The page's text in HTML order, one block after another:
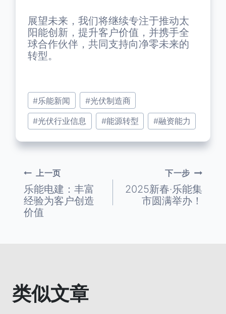
展望未来，我们将继续专注于推动太
阳能创新，提升客户价值，并携手全
球合作伙伴，共同支持向净零未来的
转型。
文
章
标
签：
#乐能新闻 #光伏制造商
#光伏行业信息 #能源转型 #融资能力
文
章
上一页
乐能电建：丰富
经验为客户创造
价值
下一步
2025新春·乐能集
市圆满举办！
类似文章